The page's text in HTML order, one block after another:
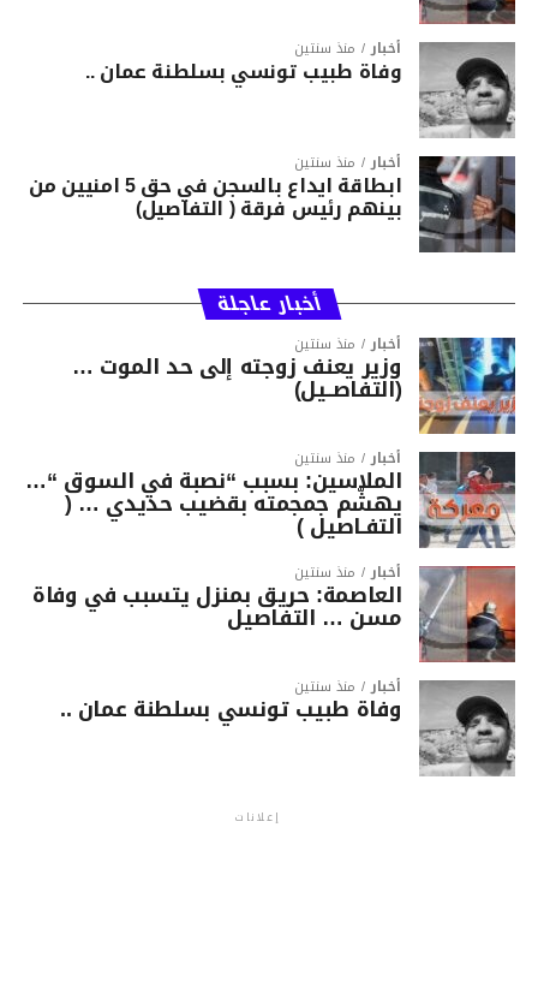
أخبار منذ سنتين
وفاة طبيب تونسي بسلطنة عمان ..
أخبار منذ سنتين
ابطاقة ايداع بالسجن في حق 5 امنيين من
بينهم رئيس فرقة ( التفاصيل)
أخبار عاجلة
أخبار منذ سنتين
وزير يعنف زوجته إلى حد الموت …
(التفاصــيل)
أخبار منذ سنتين
الملاسين: بسبب “نصبة في السوق “…
يهشّم جمجمته بقضيب حديدي … (
التفـاصيل )
أخبار منذ سنتين
العاصمة: حريق بمنزل يتسبب في وفاة
مسن … التفاصيل
أخبار منذ سنتين
وفاة طبيب تونسي بسلطنة عمان ..
إعلانات